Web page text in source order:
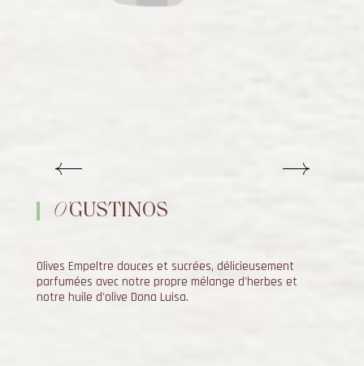
O’GUSTINOS
Olives Empeltre douces et sucrées, délicieusement
parfumées avec notre propre mélange d'herbes et
notre huile d'olive Dona Luisa.